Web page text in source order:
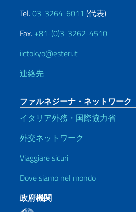
Tel.03-3264-6011 (代表)
Fax. +81-(0)3-3262-4510
iictokyo@esteri.it
連絡先
ファルネジーナ・ネットワーク
イタリア外務・国際協力省
外交ネットワーク
Viaggiare sicuri
Dove siamo nel mondo
政府機関